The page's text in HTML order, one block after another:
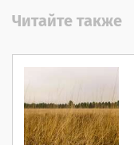
Читайте также